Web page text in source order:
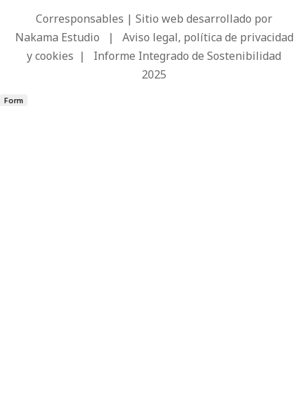
Corresponsables | Sitio web desarrollado por
Nakama Estudio | Aviso legal, política de privacidad
y cookies | Informe Integrado de Sostenibilidad
2025
Form